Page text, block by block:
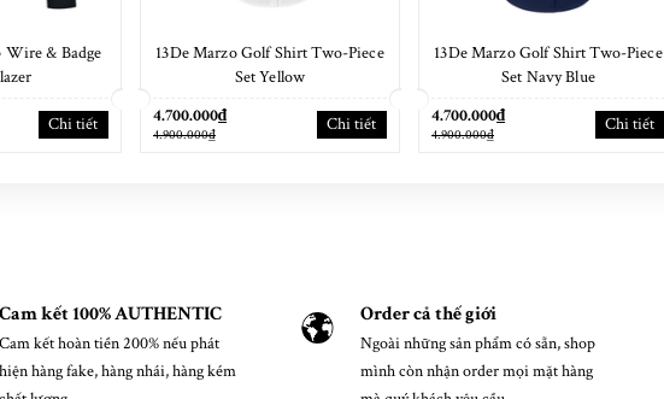
Wire & Badge
Chi tiết
13De Marzo Golf Shirt Two-Piece
Set Yellow
4.700.000₫
4.900.000₫ Chi tiết
13De Marzo Golf Shirt Two-Piece
Set Navy Blue
4.700.000₫
4.900.000₫ Chi tiết
Cam kết 100% AUTHENTIC
Cam kết hoàn tiền 200% nếu phát
hiện hàng fake, hàng nhái, hàng kém
Order cả thế giới
Ngoài những sản phẩm có sẵn, shop
mình còn nhận order mọi mặt hàng